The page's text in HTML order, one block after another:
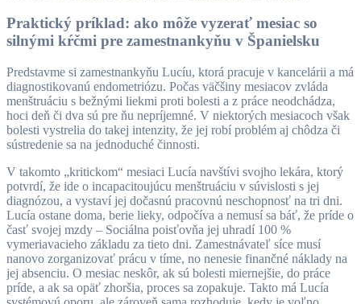
Praktický príklad: ako môže vyzerať mesiac so
silnými kŕčmi pre zamestnankyňu v Španielsku
Predstavme si zamestnankyňu Lucíu, ktorá pracuje v kancelárii a má
diagnostikovanú endometriózu. Počas väčšiny mesiacov zvláda
menštruáciu s bežnými liekmi proti bolesti a z práce neodchádza,
hoci deň či dva sú pre ňu nepríjemné. V niektorých mesiacoch však
bolesti vystrelia do takej intenzity, že jej robí problém aj chôdza či
sústredenie sa na jednoduché činnosti.
V takomto „kritickom“ mesiaci Lucía navštívi svojho lekára, ktorý
potvrdí, že ide o incapacitoujúcu menštruáciu v súvislosti s jej
diagnózou, a vystaví jej dočasnú pracovnú neschopnosť na tri dni.
Lucía ostane doma, berie lieky, odpočíva a nemusí sa báť, že príde o
časť svojej mzdy – Sociálna poisťovňa jej uhradí 100 %
vymeriavacieho základu za tieto dni. Zamestnávateľ síce musí
nanovo zorganizovať prácu v tíme, no nenesie finančné náklady na
jej absenciu. O mesiac neskôr, ak sú bolesti miernejšie, do práce
príde, a ak sa opäť zhoršia, proces sa zopakuje. Takto má Lucía